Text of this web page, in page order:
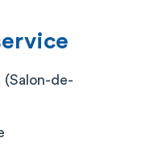
(Salon-de-